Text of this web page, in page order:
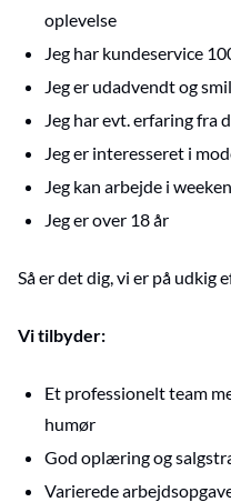
oplevelse
Jeg har kundeservice
Jeg er udadvendt og
Jeg har evt. erfaring fra
Jeg er interesseret i
Jeg kan arbejde i
Jeg er over 18 år
Så er det dig, vi er på udkig
Vi tilbyder:
Et professionelt team
humør
God oplæring og
Varierede